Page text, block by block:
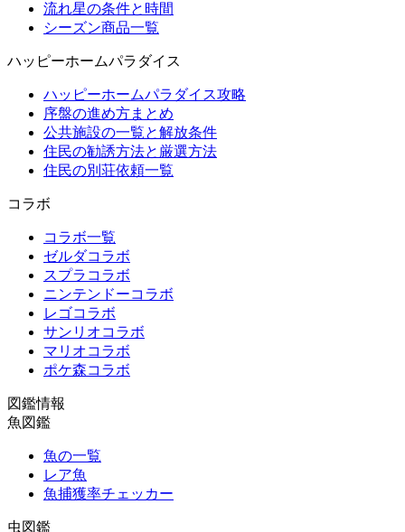
流れ星の条件と時間
シーズン商品一覧
ハッピーホームパラダイス
ハッピーホームパラダイス攻略
序盤の進め方まとめ
公共施設の一覧と解放条件
住民の勧誘方法と厳選方法
住民の別荘依頼一覧
コラボ
コラボ一覧
ゼルダコラボ
スプラコラボ
ニンテンドーコラボ
レゴコラボ
サンリオコラボ
マリオコラボ
ポケ森コラボ
図鑑情報
魚図鑑
魚の一覧
レア魚
魚捕獲率チェッカー
虫図鑑